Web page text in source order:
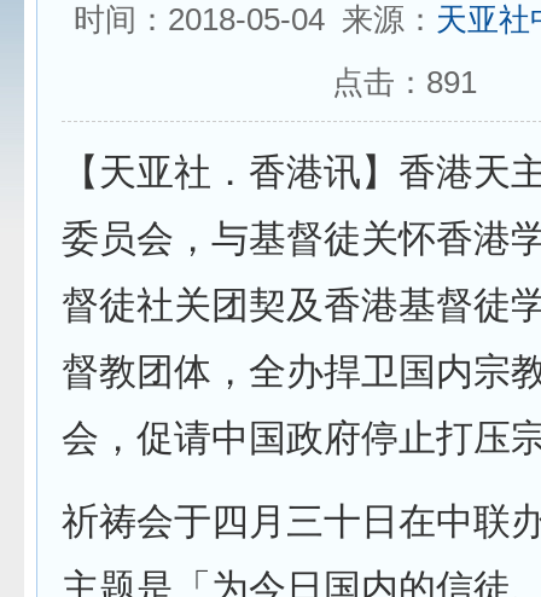
时间：2018-05-04 来源： 天亚社
点击： 891
【天亚社．香港讯】香港天
委员会，与基督徒关怀香港
督徒社关团契及香港基督徒
督教团体，全办捍卫国内宗
会，促请中国政府停止打压
祈祷会于四月三十日在中联
主题是「为今日国内的信徒